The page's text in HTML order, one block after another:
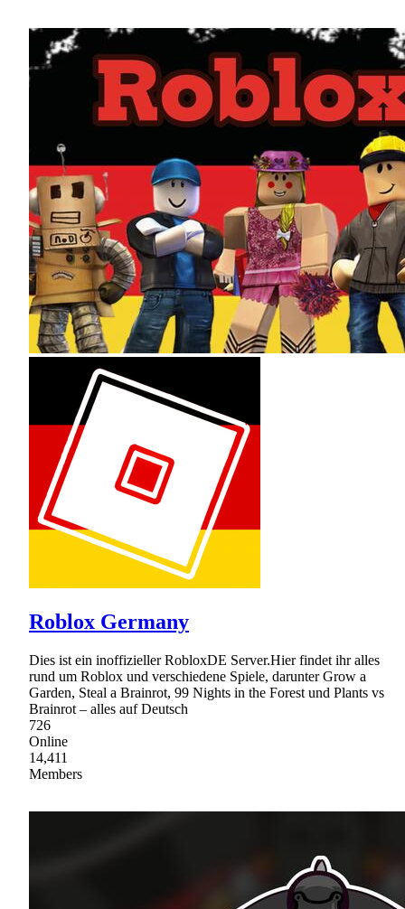
Roblox Germany
Dies ist ein inoffizieller RobloxDE Server.Hier findet ihr alles
rund um Roblox und verschiedene Spiele, darunter Grow a
Garden, Steal a Brainrot, 99 Nights in the Forest und Plants vs
Brainrot – alles auf Deutsch
726
Online
14,411
Members